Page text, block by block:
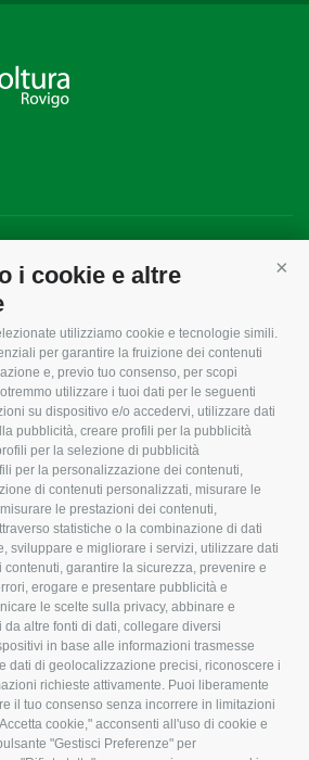
i cookie e altre
utilizziamo cookie e tecnologie simili.
per garantire la fruizione dei contenuti
e, previo tuo consenso, per scopi
utilizzare i tuoi dati per le seguenti
su dispositivo e/o accedervi, utilizzare dati
pubblicità, creare profili per la pubblicità
per la selezione di pubblicità
per la personalizzazione dei contenuti,
di contenuti personalizzati, misurare le
le prestazioni dei contenuti,
statistiche o la combinazione di dati
sviluppare e migliorare i servizi, utilizzare dati
contenuti, garantire la sicurezza, prevenire e
erogare e presentare pubblicità e
le scelte sulla privacy, abbinare e
altre fonti di dati, collegare diversi
in base alle informazioni trasmesse
dati di geolocalizzazione precisi, riconoscere i
richieste attivamente. Puoi liberamente
il tuo consenso senza incorrere in limitazioni
cookie," acconsenti all'uso di cookie e
"Gestisci Preferenze" per
e
CONFAGRICOLTURA
INFORMA
Tecnico
Fiscale
Lavoro
Ambiente
Associazione
CONFAGRICOLTURA
ATTIVA
Notizie in evidenza
Eventi
Comunicati Stampa
Video